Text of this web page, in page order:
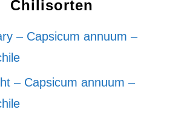
Chilisorten
– Capsicum annuum –
– Capsicum annuum –